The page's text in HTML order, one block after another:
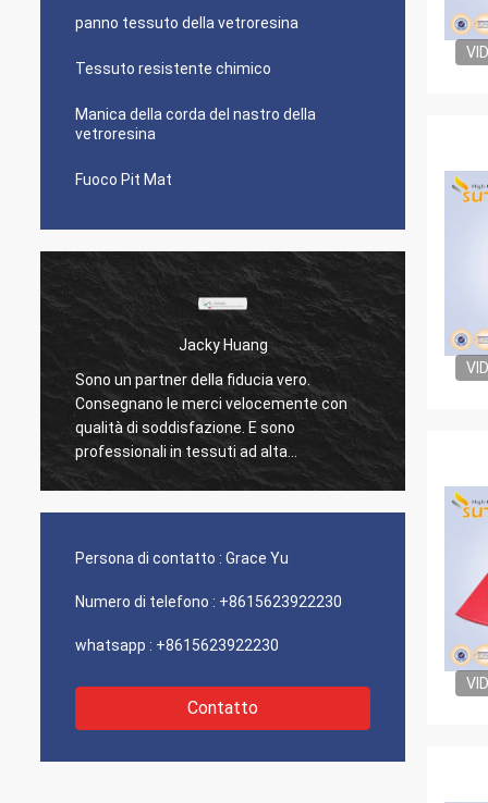
panno tessuto della vetroresina
Tessuto resistente chimico
Manica della corda del nastro della
vetroresina
Fuoco Pit Mat
Jacky Huang
della fiducia vero.
le merci velocemente con
E sono
in tessuti ad alta
sempre contribuiscono per i
Sig.ra Hande
Stiamo lavorando con
anni, essi teniamo la qualità
sempre. Trattano seriamente ogna
singolo richiesta noi. È
collaborare comunque con
Persona di contatto : Grace Yu
Numero di telefono : +8615623922230
whatsapp : +8615623922230
Contatto